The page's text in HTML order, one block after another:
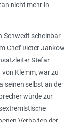
nicht mehr in
Schwedt scheinbar
Chef Dieter Jankow
Stefan
von Klemm, war zu
seinen selbst an der
würde zur